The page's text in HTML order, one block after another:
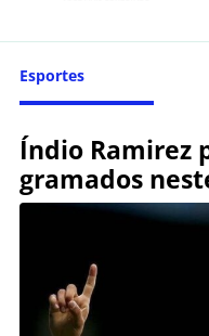
Esportes
Índio Ramirez
gramados